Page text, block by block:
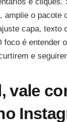
amplie o pacote
capa, texto
foco é entender
e
vale